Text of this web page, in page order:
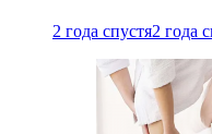
2 года спустя2 года